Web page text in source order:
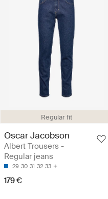
Regular fit
Oscar Jacobson
Albert Trousers -
Regular jeans
29 30 31 32 33
179 €